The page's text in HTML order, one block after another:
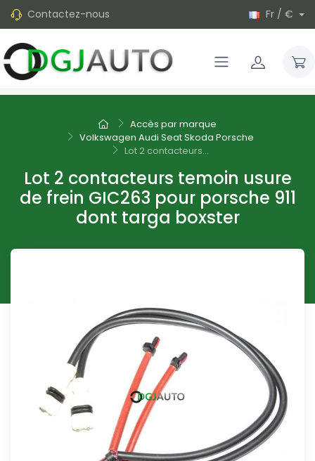
Contactez-nous Fr / €
Accès par marque
Volkswagen Audi Seat Skoda Porsche
Lot 2 contacteurs...
Lot 2 contacteurs temoin usure
de frein GIC263 pour porsche 911
dont targa boxster